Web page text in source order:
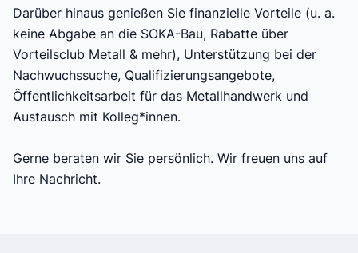
Darüber hinaus genießen Sie finanzielle Vorteile (u. a.
keine Abgabe an die SOKA-Bau, Rabatte über
Vorteilsclub Metall & mehr), Unterstützung bei der
Nachwuchssuche, Qualifizierungsangebote,
Öffentlichkeitsarbeit für das Metallhandwerk und
Austausch mit Kolleg*innen.
Gerne beraten wir Sie persönlich. Wir freuen uns auf
Ihre Nachricht.